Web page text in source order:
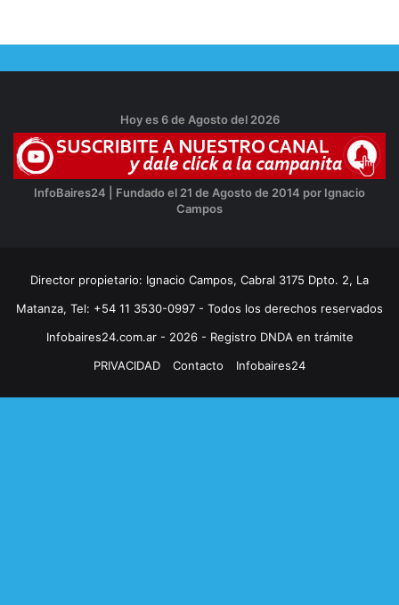
Hoy es 6 de Agosto del 2026
InfoBaires24 | Fundado el 21 de Agosto de 2014 por Ignacio
Campos
Director propietario: Ignacio Campos, Cabral 3175 Dpto. 2, La
Matanza, Tel: +54 11 3530-0997 - Todos los derechos reservados
Infobaires24.com.ar - 2026 - Registro DNDA en trámite
PRIVACIDAD
Contacto Infobaires24